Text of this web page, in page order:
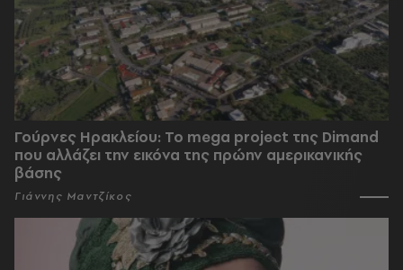
Γούρνες Ηρακλείου: To mega project της Dimand
που αλλάζει την εικόνα της πρώην αμερικανικής
βάσης
Γιάννης Μαντζίκος